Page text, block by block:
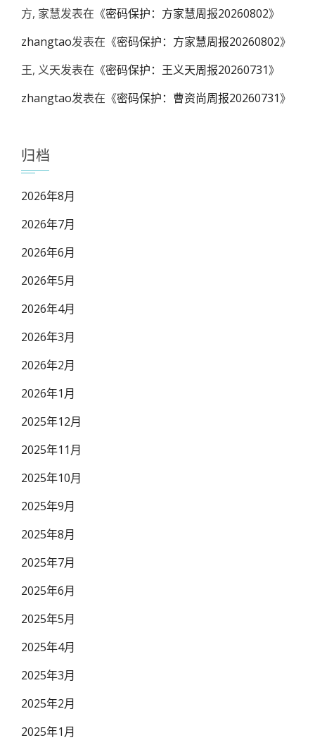
方, 家慧发表在《密码保护：方家慧周报20260802》
zhangtao发表在《密码保护：方家慧周报20260802》
王, 义天发表在《密码保护：王义天周报20260731》
zhangtao发表在《密码保护：曹资尚周报20260731》
归档
2026年8月
2026年7月
2026年6月
2026年5月
2026年4月
2026年3月
2026年2月
2026年1月
2025年12月
2025年11月
2025年10月
2025年9月
2025年8月
2025年7月
2025年6月
2025年5月
2025年4月
2025年3月
2025年2月
2025年1月